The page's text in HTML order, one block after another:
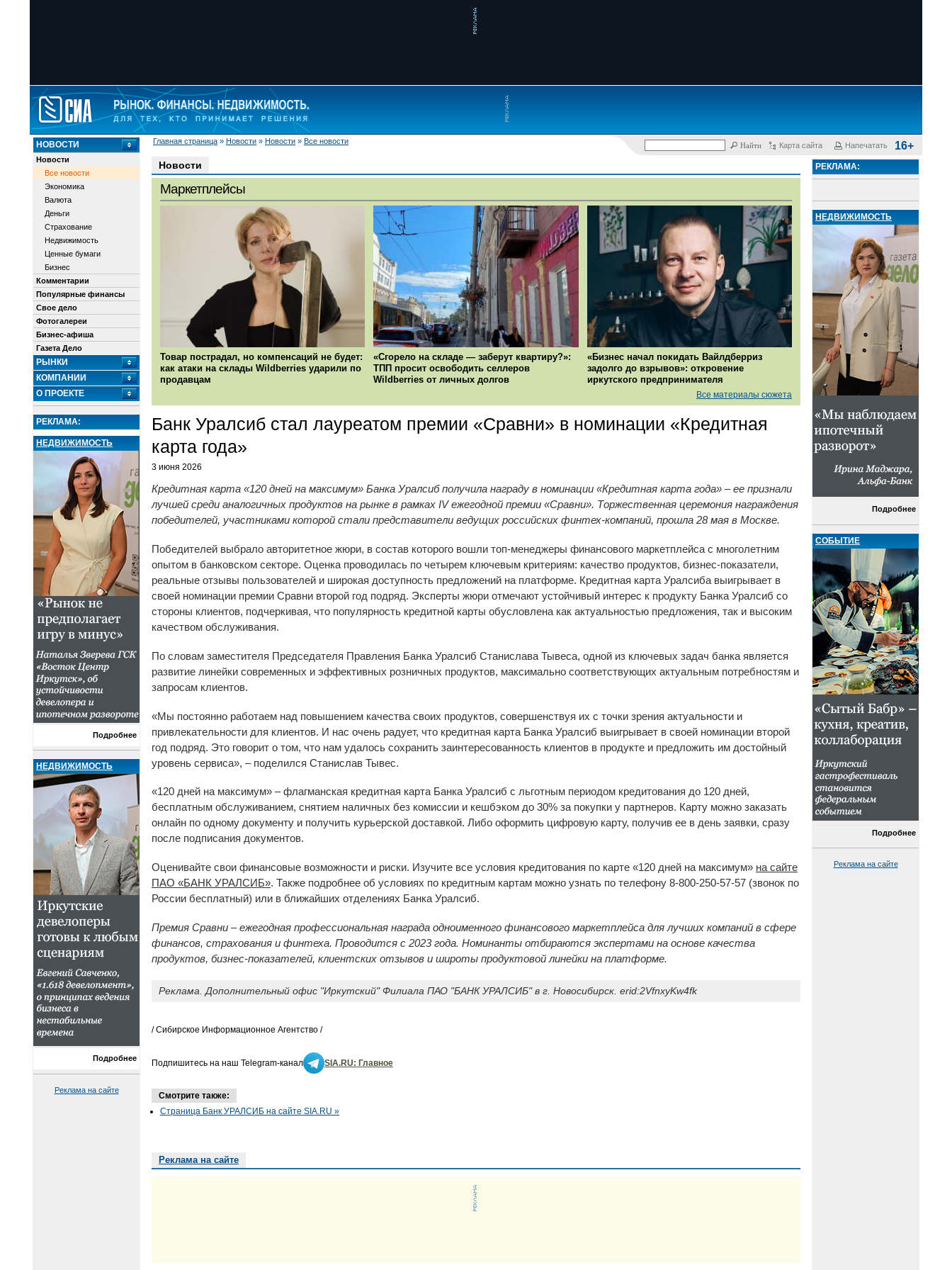
Главная страница » Новости » Новости » Все новости
Карта сайта Напечатать 16+
НОВОСТИ
Новости
Все новости
Экономика
Валюта
Деньги
Страхование
Недвижимость
Ценные бумаги
Бизнес
Комментарии
Популярные финансы
Свое дело
Фотогалереи
Бизнес-афиша
Газета Дело
РЫНКИ
КОМПАНИИ
О ПРОЕКТЕ
РЕКЛАМА:
НЕДВИЖИМОСТЬ
Подробнее
НЕДВИЖИМОСТЬ
Подробнее
Реклама на сайте
Новости
Маркетплейсы
Товар пострадал, но компенсаций не будет:
как атаки на склады Wildberries ударили по
продавцам
«Сгорело на складе — заберут квартиру?»:
ТПП просит освободить селлеров
Wildberries от личных долгов
«Бизнес начал покидать Вайлдберриз
задолго до взрывов»: откровение
иркутского предпринимателя
Все материалы сюжета
Банк Уралсиб стал лауреатом премии «Сравни» в номинации «Кредитная
карта года»
3 июня 2026
Кредитная карта «120 дней на максимум» Банка Уралсиб получила награду в номинации «Кредитная карта года» – ее признали
лучшей среди аналогичных продуктов на рынке в рамках IV ежегодной премии «Сравни». Торжественная церемония награждения
победителей, участниками которой стали представители ведущих российских финтех-компаний, прошла 28 мая в Москве.
Победителей выбрало авторитетное жюри, в состав которого вошли топ-менеджеры финансового маркетплейса с многолетним
опытом в банковском секторе. Оценка проводилась по четырем ключевым критериям: качество продуктов, бизнес-показатели,
реальные отзывы пользователей и широкая доступность предложений на платформе. Кредитная карта Уралсиба выигрывает в
своей номинации премии Сравни второй год подряд. Эксперты жюри отмечают устойчивый интерес к продукту Банка Уралсиб со
стороны клиентов, подчеркивая, что популярность кредитной карты обусловлена как актуальностью предложения, так и высоким
качеством обслуживания.
По словам заместителя Председателя Правления Банка Уралсиб Станислава Тывеса, одной из ключевых задач банка является
развитие линейки современных и эффективных розничных продуктов, максимально соответствующих актуальным потребностям и
запросам клиентов.
«Мы постоянно работаем над повышением качества своих продуктов, совершенствуя их с точки зрения актуальности и
привлекательности для клиентов. И нас очень радует, что кредитная карта Банка Уралсиб выигрывает в своей номинации второй
год подряд. Это говорит о том, что нам удалось сохранить заинтересованность клиентов в продукте и предложить им достойный
уровень сервиса», – поделился Станислав Тывес.
«120 дней на максимум» – флагманская кредитная карта Банка Уралсиб с льготным периодом кредитования до 120 дней,
бесплатным обслуживанием, снятием наличных без комиссии и кешбэком до 30% за покупки у партнеров. Карту можно заказать
онлайн по одному документу и получить курьерской доставкой. Либо оформить цифровую карту, получив ее в день заявки, сразу
после подписания документов.
Оценивайте свои финансовые возможности и риски. Изучите все условия кредитования по карте «120 дней на максимум» на сайте
ПАО «БАНК УРАЛСИБ». Также подробнее об условиях по кредитным картам можно узнать по телефону 8-800-250-57-57 (звонок по
России бесплатный) или в ближайших отделениях Банка Уралсиб.
Премия Сравни – ежегодная профессиональная награда одноименного финансового маркетплейса для лучших компаний в сфере
финансов, страхования и финтеха. Проводится с 2023 года. Номинанты отбираются экспертами на основе качества
продуктов, бизнес-показателей, клиентских отзывов и широты продуктовой линейки на платформе.
Реклама. Дополнительный офис "Иркутский" Филиала ПАО "БАНК УРАЛСИБ" в г. Новосибирск. erid:2VfnxyKw4fk
/ Сибирское Информационное Агентство /
Подпишитесь на наш Telegram-канал SIA.RU: Главное
Смотрите также:
Страница Банк УРАЛСИБ на сайте SIA.RU »
Реклама на сайте
РЕКЛАМА:
НЕДВИЖИМОСТЬ
Подробнее
СОБЫТИЕ
Подробнее
Реклама на сайте